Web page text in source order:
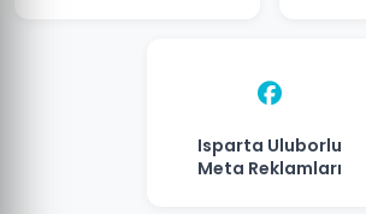
Isparta Uluborlu
Meta Reklamları